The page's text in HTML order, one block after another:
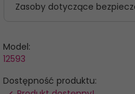
Zasoby dotyczące
Model:
12593
Dostępność produktu: